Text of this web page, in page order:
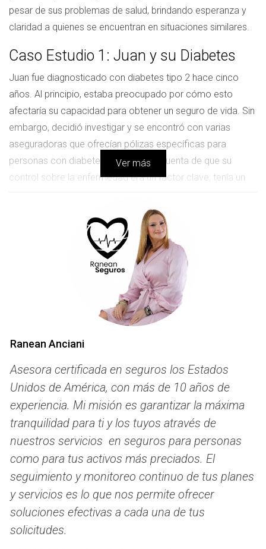
pesar de sus problemas de salud, brindando esperanza y
claridad a quienes se encuentran en situaciones similares.
Caso Estudio 1: Juan y su Diabetes
Juan fue diagnosticado con diabetes tipo 2 hace cinco
años. Al principio, estaba preocupado por cómo esto
afectaría su capacidad para obtener un seguro de vida. Sin
embargo, decidió investigar y se encontró con varias
aseguradoras que ofrecían pólizas específicas para
personas con diabetes. Juan se dio cuenta de que su
control sobre la enfermedad era un factor clave; tenía un
médicas al pie de la letra. Después de comparar varias
opciones, Juan eligió una póliza que no solo le ofrecía
cobertura adecuada, sino también primas razonables. Su
historia demuestra que tener una condición médica no
significa necesariamente renunciar a la seguridad
financiera. En cambio, puede ser una oportunidad para
aprender sobre el manejo de la salud y explorar opciones
Hipertensión
María, una madre soltera de dos hijos, había estado
lidiando con hipertensión durante años. Cuando decidió
buscar un seguro de vida, sintió un nudo en el estómago
ante la posibilidad de ser rechazada debido a su condición.
Sin embargo, se armó de valor y comenzó a hablar con
varios agentes de seguros. Uno de ellos le explicó que
muchas compañías consideran la hipertensión tratada
como un factor menos riesgoso si está bien controlada.
María se sometió a un examen médico y presentó su
Ver más
Ranean Anciani
Asesora certificada en seguros los Estados
Unidos de América, con más de 10 años de
experiencia. Mi misión es garantizar la máxima
tranquilidad para ti y los tuyos através de
nuestros servicios en seguros para personas
como para tus activos más preciados. El
seguimiento y monitoreo continuo de tus planes
y servicios es lo que nos permite ofrecer
soluciones efectivas a cada una de tus
solicitudes.